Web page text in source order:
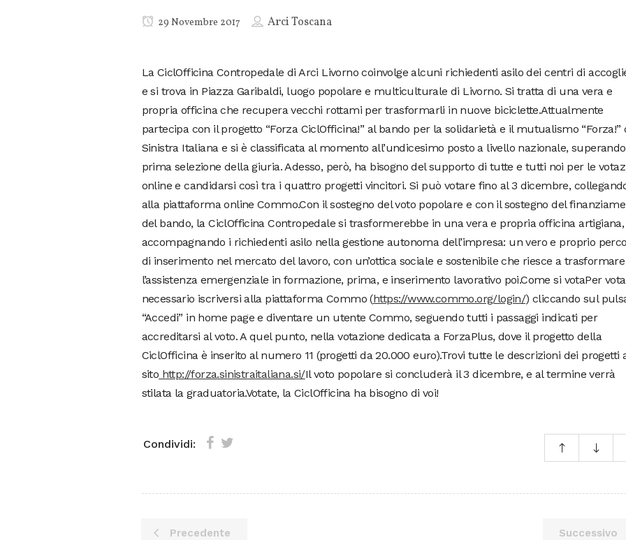
29 Novembre 2017 Arci Toscana
La CiclOfficina Contropedale di Arci Livorno coinvolge alcuni richiedenti asilo dei centri di
e si trova in Piazza Garibaldi, luogo popolare e multiculturale di Livorno. Si tratta di una vera e
propria officina che recupera vecchi rottami per trasformarli in nuove biciclette.Attualmente
partecipa con il progetto “Forza CiclOfficina!” al bando per la solidarietà e il mutualismo “Forza!”
Sinistra Italiana e si è classificata al momento all’undicesimo posto a livello nazionale,
prima selezione della giuria. Adesso, però, ha bisogno del supporto di tutte e tutti noi per le
online e candidarsi così tra i quattro progetti vincitori. Si può votare fino al 3 dicembre,
alla piattaforma online Commo.Con il sostegno del voto popolare e con il sostegno del
del bando, la CiclOfficina Contropedale si trasformerebbe in una vera e propria officina artigiana,
accompagnando i richiedenti asilo nella gestione autonoma dell’impresa: un vero e proprio
di inserimento nel mercato del lavoro, con un’ottica sociale e sostenibile che riesce a trasformare
l’assistenza emergenziale in formazione, prima, e inserimento lavorativo poi.Come si votaPer
necessario iscriversi alla piattaforma Commo (https://www.commo.org/login/) cliccando sul
“Accedi” in home page e diventare un utente Commo, seguendo tutti i passaggi indicati per
accreditarsi al voto. A quel punto, nella votazione dedicata a ForzaPlus, dove il progetto della
CiclOfficina è inserito al numero 11 (progetti da 20.000 euro).Trovi tutte le descrizioni dei progetti
sito http://forza.sinistraitaliana.si/Il voto popolare si concluderà il 3 dicembre, e al termine verrà
stilata la graduatoria.Votate, la CiclOfficina ha bisogno di voi!
Condividi:
Precedente Successivo